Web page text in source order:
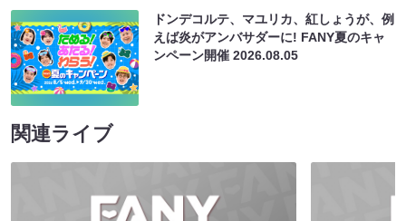
ドンデコルテ、マユリカ、紅しょうが、例
えば炎がアンバサダーに! FANY夏のキャ
ンペーン開催2026.08.05
関連ライブ